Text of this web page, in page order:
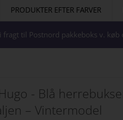
PRODUKTER EFTER FARVER
fragt til Postnord pakkeboks v.
- Blå
– Vintermodel